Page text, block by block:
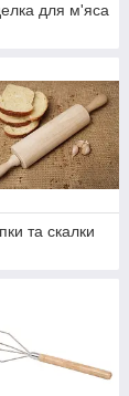
для м'яса
та скалки